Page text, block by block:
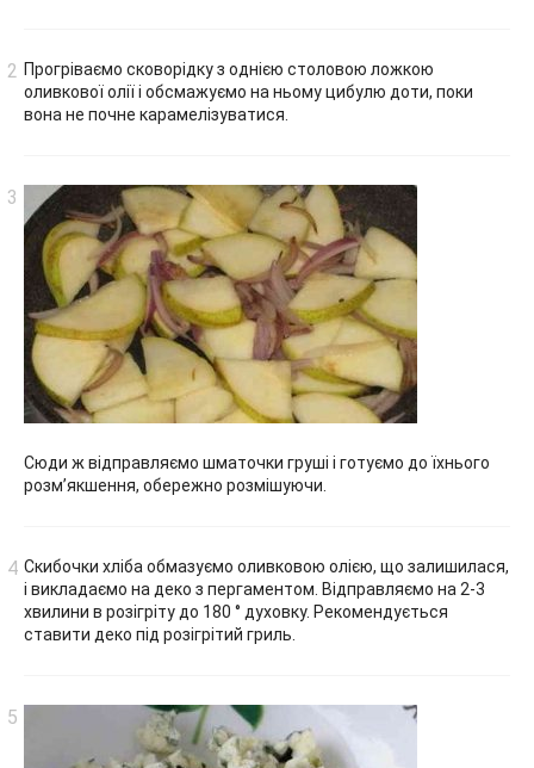
Прогріваємо сковорідку з однією столовою ложкою
оливкової олії і обсмажуємо на ньому цибулю доти, поки
вона не почне карамелізуватися.
Сюди ж відправляємо шматочки груші і готуємо до їхнього
розм’якшення, обережно розмішуючи.
Скибочки хліба обмазуємо оливковою олією, що залишилася,
і викладаємо на деко з пергаментом. Відправляємо на 2-3
хвилини в розігріту до 180 ° духовку. Рекомендується
ставити деко під розігрітий гриль.